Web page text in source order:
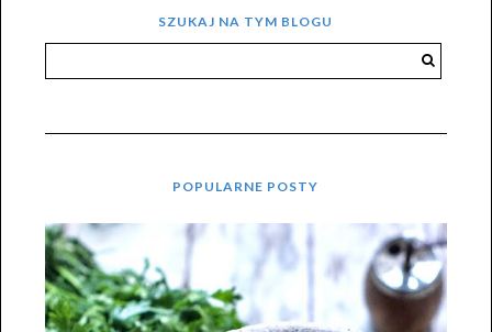
SZUKAJ NA TYM BLOGU
POPULARNE POSTY